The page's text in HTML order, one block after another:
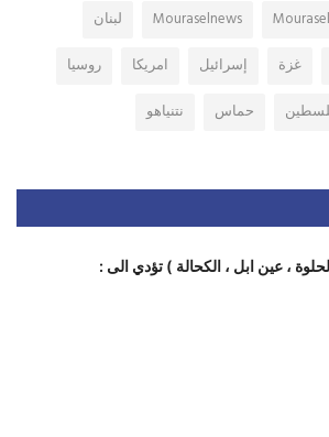
Mouraselnews
لبنان
غزة إسرائيل امريكا
روسيا
حماس نتنياهو
، عين ابل ، الكحالة ) تؤدي الى :